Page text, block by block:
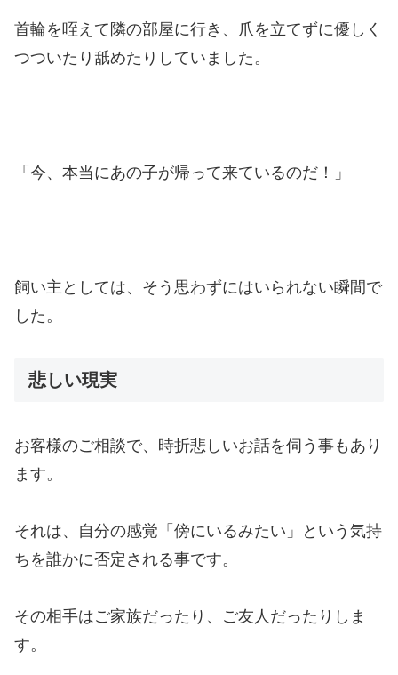
首輪を咥えて隣の部屋に行き、爪を立てずに優しく
つついたり舐めたりしていました。
「今、本当にあの子が帰って来ているのだ！」
飼い主としては、そう思わずにはいられない瞬間で
した。
悲しい現実
お客様のご相談で、時折悲しいお話を伺う事もあり
ます。
それは、自分の感覚「傍にいるみたい」という気持
ちを誰かに否定される事です。
その相手はご家族だったり、ご友人だったりしま
す。